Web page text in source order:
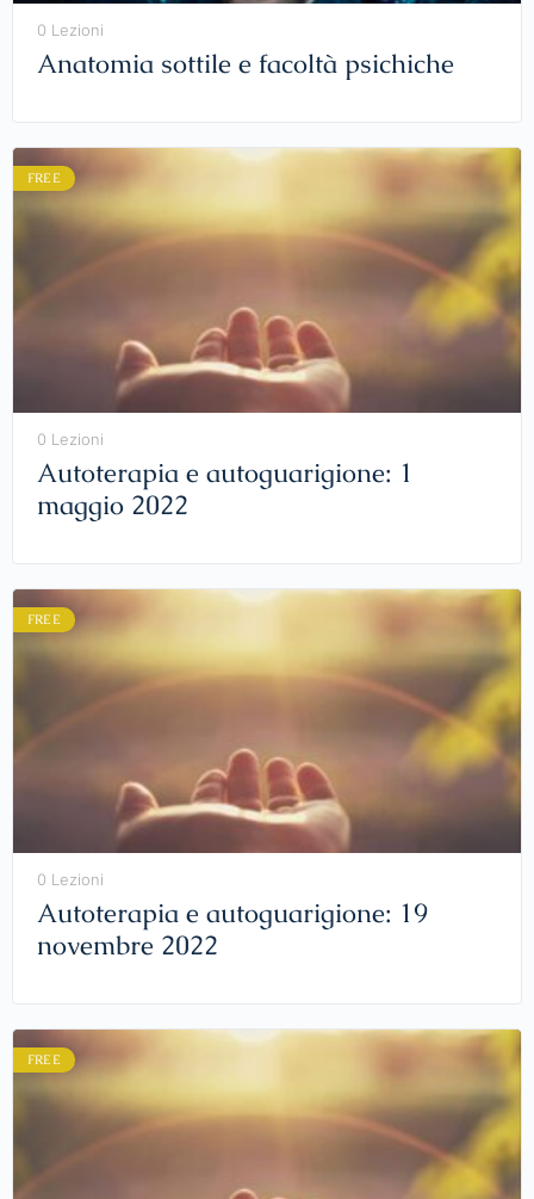
0 Lezioni
Anatomia sottile e facoltà psichiche
FREE
0 Lezioni
Autoterapia e autoguarigione: 1
maggio 2022
FREE
0 Lezioni
Autoterapia e autoguarigione: 19
novembre 2022
FREE